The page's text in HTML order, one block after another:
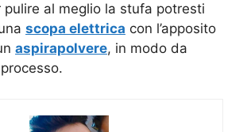
pulire al meglio la stufa potresti
scopa elettrica con l’apposito
aspirapolvere, in modo da